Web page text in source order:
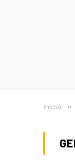
Início »